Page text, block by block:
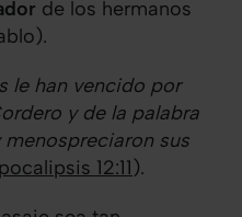
de los hermanos
le han vencido por
y de la palabra
sus
12:11).